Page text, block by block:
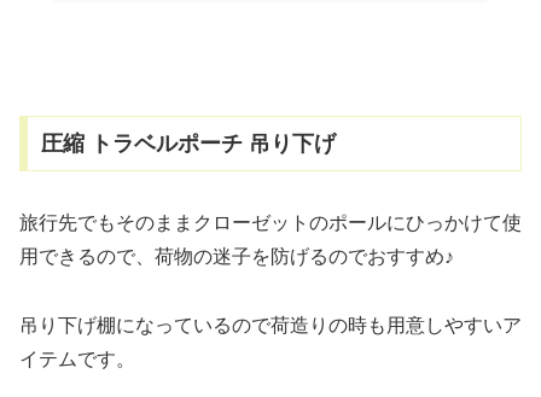
圧縮 トラベルポーチ 吊り下げ
旅行先でもそのままクローゼットのポールにひっかけて使
用できるので、荷物の迷子を防げるのでおすすめ♪
吊り下げ棚になっているので荷造りの時も用意しやすいア
イテムです。